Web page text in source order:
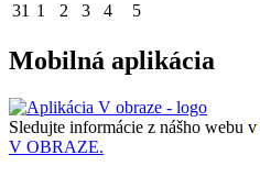
31 1 2 3 4 5
Mobilná aplikácia
Sledujte informácie z nášho webu v
V OBRAZE.